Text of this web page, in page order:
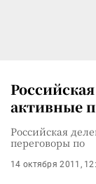
активные
Российская
переговоры по
14 октября 2011,